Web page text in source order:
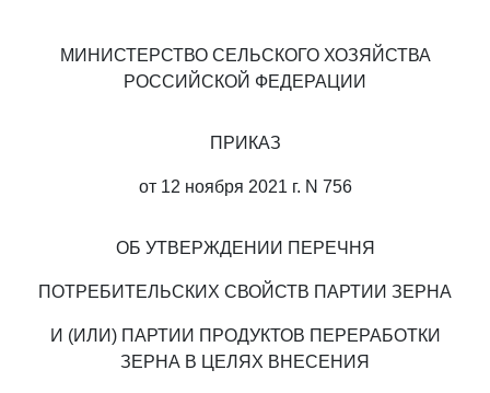
МИНИСТЕРСТВО СЕЛЬСКОГО ХОЗЯЙСТВА
РОССИЙСКОЙ ФЕДЕРАЦИИ
ПРИКАЗ
от 12 ноября 2021 г. N 756
ОБ УТВЕРЖДЕНИИ ПЕРЕЧНЯ
ПОТРЕБИТЕЛЬСКИХ СВОЙСТВ ПАРТИИ ЗЕРНА
И (ИЛИ) ПАРТИИ ПРОДУКТОВ ПЕРЕРАБОТКИ
ЗЕРНА В ЦЕЛЯХ ВНЕСЕНИЯ